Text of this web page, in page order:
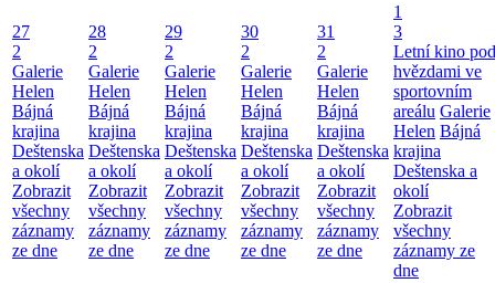
27
2
Galerie
Helen
Bájná
krajina
Deštenska
a okolí
Zobrazit
všechny
záznamy
ze dne
28
2
Galerie
Helen
Bájná
krajina
Deštenska
a okolí
Zobrazit
všechny
záznamy
ze dne
29
2
Galerie
Helen
Bájná
krajina
Deštenska
a okolí
Zobrazit
všechny
záznamy
ze dne
30
2
Galerie
Helen
Bájná
krajina
Deštenska
a okolí
Zobrazit
všechny
záznamy
ze dne
31
2
Galerie
Helen
Bájná
krajina
Deštenska
a okolí
Zobrazit
všechny
záznamy
ze dne
1
3
Letní kino pod
hvězdami ve
sportovním
areálu Galerie
Helen Bájná
krajina
Deštenska a
okolí
Zobrazit
všechny
záznamy ze
dne